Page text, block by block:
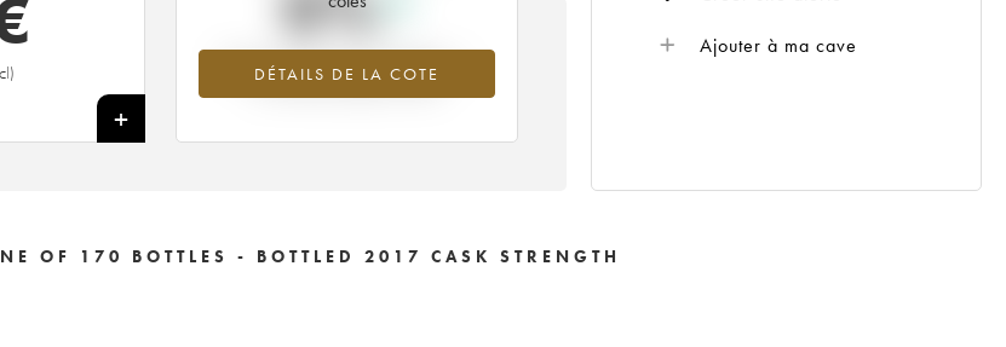
+
DÉTAILS DE LA COTE
Tendance à la hausse du millésime ----
en 2026 par rapport à 2025
Ajouter à ma cave
OF 170 BOTTLES - BOTTLED 2017 CASK STRENGTH